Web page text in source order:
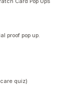
proof pop up.
quiz)